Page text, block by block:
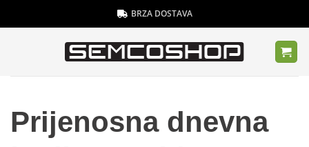
to
BRZA DOSTAVA
Prijenosna dnevna